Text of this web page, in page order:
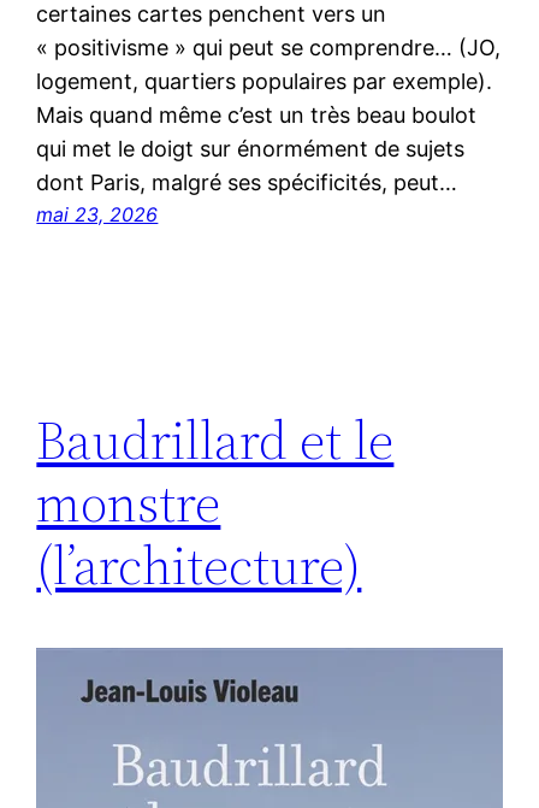
certaines cartes penchent vers un
« positivisme » qui peut se comprendre… (JO,
logement, quartiers populaires par exemple).
Mais quand même c’est un très beau boulot
qui met le doigt sur énormément de sujets
dont Paris, malgré ses spécificités, peut…
mai 23, 2026
Baudrillard et le
monstre
(l’architecture)